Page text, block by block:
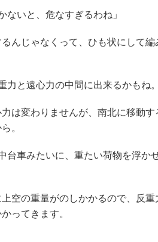
ないと、危なすぎるわね」
んじゃなくって、ひも状にして編
力と遠心力の中間に出来るかもね。
は変わりませんが、南北に移動す
。
台車みたいに、重たい荷物を浮か
空の重量がのしかかるので、反重
ってきます。